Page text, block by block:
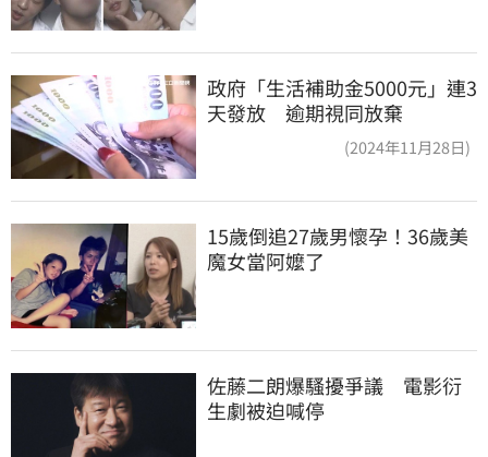
政府「生活補助金5000元」連3
天發放 逾期視同放棄
(2024年11月28日)
15歲倒追27歲男懷孕！36歲美
魔女當阿嬤了
佐藤二朗爆騷擾爭議　電影衍
生劇被迫喊停